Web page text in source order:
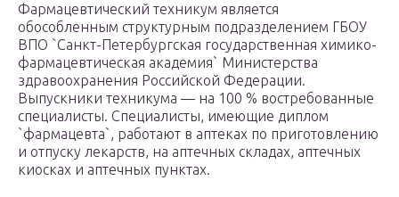
Фармацевтический техникум является
обособленным структурным подразделением ГБОУ
ВПО `Санкт-Петербургская государственная химико-
фармацевтическая академия` Министерства
здравоохранения Российской Федерации.
Выпускники техникума — на 100 % востребованные
специалисты. Специалисты, имеющие диплом
`фармацевта`, работают в аптеках по приготовлению
и отпуску лекарств, на аптечных складах, аптечных
киосках и аптечных пунктах.